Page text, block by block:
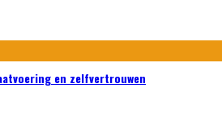
en zelfvertrouwen